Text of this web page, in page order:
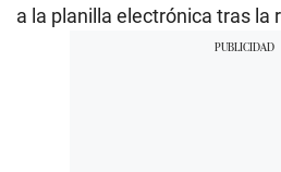
a la planilla electrónica tras la